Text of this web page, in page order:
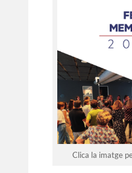
Clica la imatge